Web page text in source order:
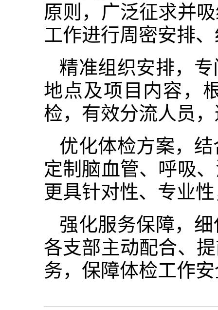
原则，广泛征求并
工作进行周密安排
精准组织安排，
地点及项目内容，
检，有效分流人员
优化体检方案，
定制脑血管、呼吸
更具针对性、专业
强化服务保障，
各支部主动配合、
务，保障体检工作